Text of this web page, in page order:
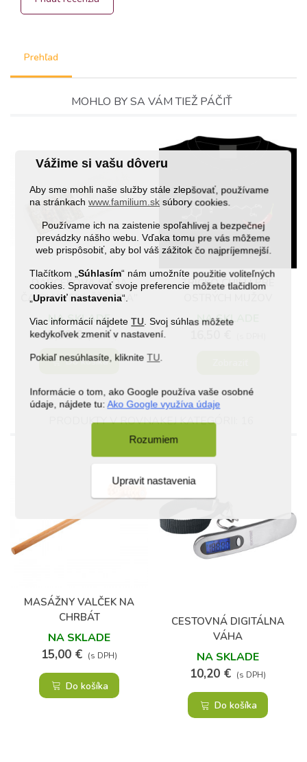
Vážime si vašu dôveru
Aby sme mohli naše služby stále zlepšovať, používame
na stránkachwww.familium.sk súbory cookies.
Používame ich na zaistenie spoľahlivej a bezpečnej
prevádzky nášho webu. Vďaka tomu pre vás môžeme
web prispôsobiť, aby bol váš zážitok čo najpríjemnejší.
Tlačítkom „Súhlasím“ nám umožníte použitie voliteľných
cookies. Spravovať svoje preferencie môžete tlačidlom
„Upraviť nastavenia“.
Viac informácií nájdete TU. Svoj súhlas môžete
kedykoľvek zmeniť v nastavení.
Pokiaľ nesúhlasíte, klikniteTU.
Informácie o tom, ako Google používa vaše osobné
údaje, nájdete tu:Ako Google využíva údaje
Rozumiem
Upravit nastavenia
Prehľad
MOHLO BY SA VÁM TIEŽ PÁČIŤ
DARČEKOVÁ SADA
ČAJOV "VEĽA ŠŤASTIA"
NA SKLADE
15,90 € (s DPH)
Do košíka
TRIČKO CHILLI PRE
NA SKLADE
(4)
PRODUKTY V ROVNAKEJ KATEGÓRII: 16
MASÁŽNY VALČEK NA
CHRBÁT
NA SKLADE
15,00 € (s DPH)
Do košíka
CESTOVNÁ DIGITÁLNA
VÁHA
NA SKLADE
10,20 € (s DPH)
Do košíka